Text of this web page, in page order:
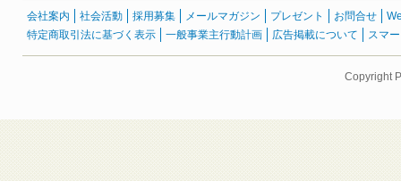
会社案内 社会活動 採用募集 メールマガジン プレゼント お問合せ
特定商取引法に基づく表示
一般事業主行動計画 広告掲載について スマ
Copyright